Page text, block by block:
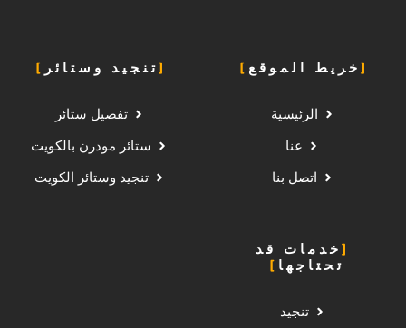
خريط الموقع
الرئيسية
عنا
اتصل بنا
تنجيد وستائر
تفصيل ستائر
ستائر مودرن بالكويت
تنجيد وستائر الكويت
خدمات قد
تحتاجها
تنجيد